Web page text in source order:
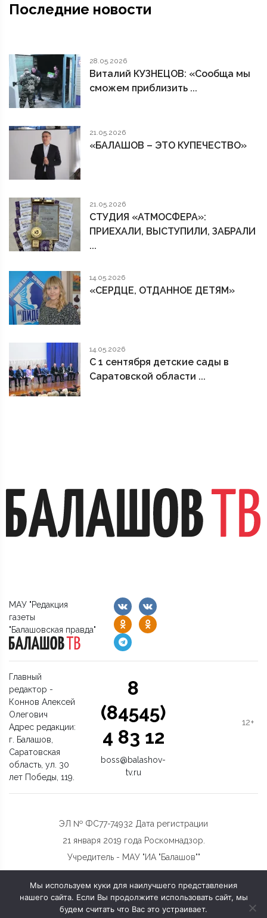
Последние новости
28.05.2026
Виталий КУЗНЕЦОВ: «Сообща мы
сможем приблизить ...
21.05.2026
«БАЛАШОВ – ЭТО КУПЕЧЕСТВО»
21.05.2026
СТУДИЯ «АТМОСФЕРА»:
ПРИЕХАЛИ, ВЫСТУПИЛИ, ЗАБРАЛИ
...
14.05.2026
«СЕРДЦЕ, ОТДАННОЕ ДЕТЯМ»
14.05.2026
С 1 сентября детские сады в
Саратовской области ...
МАУ "Редакция
газеты
"Балашовская правда"
Главный
редактор -
Коннов Алексей
Олегович
Адрес редакции:
г. Балашов,
Саратовская
область, ул. 30
лет Победы, 119.
8
(84545)
4 83 12
boss@balashov-
tv.ru
12+
ЭЛ № ФС77-74932 Дата регистрации
21 января 2019 года Роскомнадзор.
Учредитель - МАУ "ИА "Балашов""
Мы используем куки для наилучшего представления
нашего сайта. Если Вы продолжите использовать сайт, мы
будем считать что Вас это устраивает.